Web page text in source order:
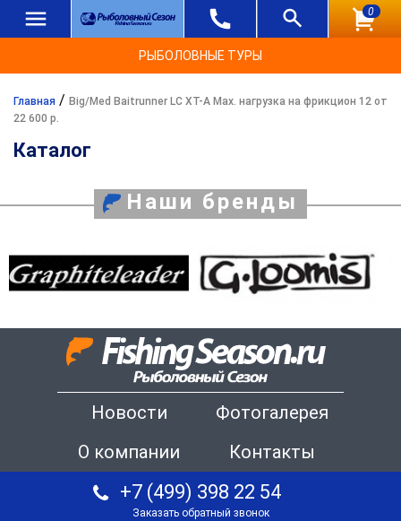
0
РЫБОЛОВНЫЕ ТУРЫ
Главная / Big/Med Baitrunner LC XT-A Max. нагрузка на фрикцион 12 от
22 600 р.
Каталог
Наши бренды
Новости
Фотогалерея
О компании
Контакты
+7 (499) 398 22 54
Заказать обратный звонок